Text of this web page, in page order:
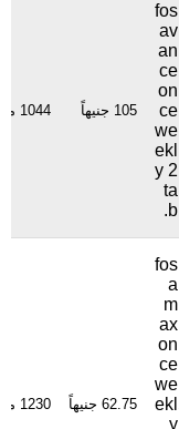
fos
av
an
ce
on
ce
we
ekl
y 2
ta
b.
105 جنيهاً 1044 مشاهدة
fos
a
m
ax
on
ce
we
ekl
y
62.75 جنيهاً 1230 مشاهدة